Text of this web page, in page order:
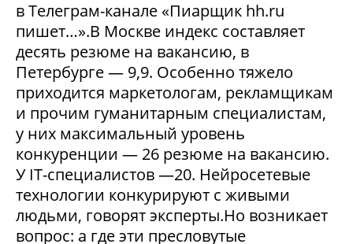
в Телеграм-канале «Пиарщик hh.ru
пишет…».В Москве индекс составляет
десять резюме на вакансию, в
Петербурге — 9,9. Особенно тяжело
приходится маркетологам, рекламщикам
и прочим гуманитарным специалистам,
у них максимальный уровень
конкуренции — 26 резюме на вакансию.
У IT-специалистов —20. Нейросетевые
технологии конкурируют с живыми
людьми, говорят эксперты.Но возникает
вопрос: а где эти пресловутые